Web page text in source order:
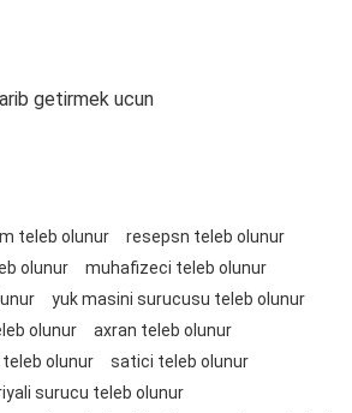
getirmek ucun
teleb olunur
resepsn teleb olunur
olunur
muhafizeci teleb olunur
yuk masini surucusu teleb olunur
olunur
axran teleb olunur
olunur
satici teleb olunur
surucu teleb olunur